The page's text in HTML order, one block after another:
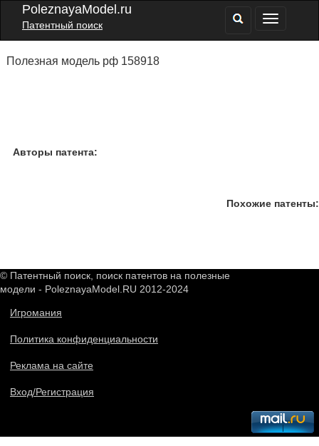
PoleznayaModel.ru
Патентный поиск
Полезная модель рф 158918
Авторы патента:
Похожие патенты:
© Патентный поиск, поиск патентов на полезные
модели - PoleznayaModel.RU 2012-2024
Игромания
Политика конфиденциальности
Реклама на сайте
Вход/Регистрация